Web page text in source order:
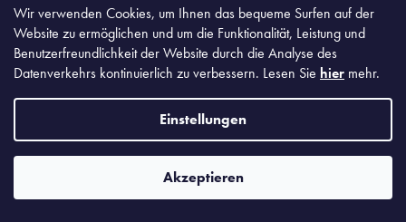
Wir verwenden Cookies, um Ihnen das bequeme Surfen auf der
Website zu ermöglichen und um die Funktionalität, Leistung und
Benutzerfreundlichkeit der Website durch die Analyse des
Datenverkehrs kontinuierlich zu verbessern. Lesen Sie hier mehr.
Einstellungen
Akzeptieren
Auf Lager (314 St)
€19,75 ohne MwSt.
€23,90
Auf Lager (325 St)
€7,36 ohne MwSt.
€8,90